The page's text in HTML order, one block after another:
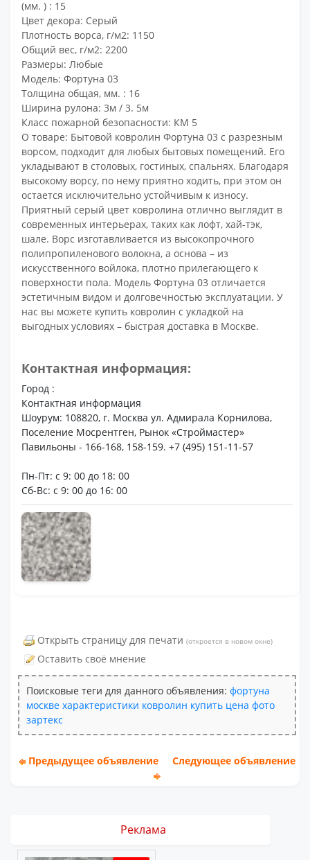
(мм. ) : 15
Цвет декора: Серый
Плотность ворса, г/м2: 1150
Общий вес, г/м2: 2200
Размеры: Любые
Модель: Фортуна 03
Толщина общая, мм. : 16
Ширина рулона: 3м / 3. 5м
Класс пожарной безопасности: КМ 5
О товаре: Бытовой ковролин Фортуна 03 с разрезным
ворсом, подходит для любых бытовых помещений. Его
укладывают в столовых, гостиных, спальнях. Благодаря
высокому ворсу, по нему приятно ходить, при этом он
остается исключительно устойчивым к износу.
Приятный серый цвет ковролина отлично выглядит в
современных интерьерах, таких как лофт, хай-тэк,
шале. Ворс изготавливается из высокопрочного
полипропиленового волокна, а основа – из
искусственного войлока, плотно прилегающего к
поверхности пола. Модель Фортуна 03 отличается
эстетичным видом и долговечностью эксплуатации. У
нас вы можете купить ковролин с укладкой на
выгодных условиях – быстрая доставка в Москве.
Контактная информация:
Город :
Контактная информация
Шоурум: 108820, г. Москва ул. Адмирала Корнилова,
Поселение Мосрентген, Рынок «Строймастер»
Павильоны - 166-168, 158-159. +7 (495) 151-11-57
Пн-Пт: с 9: 00 до 18: 00
Сб-Вс: с 9: 00 до 16: 00
Открыть страницу для печати (откроется в новом окне)
Оставить своё мнение
Поисковые теги для данного объявления:фортуна
москве характеристики ковролин купить цена фото
зартекс
Предыдущее объявление Следующее объявление
Реклама